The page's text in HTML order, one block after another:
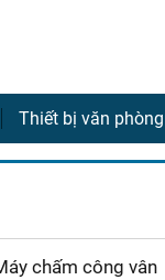
Thiết bị văn phòng